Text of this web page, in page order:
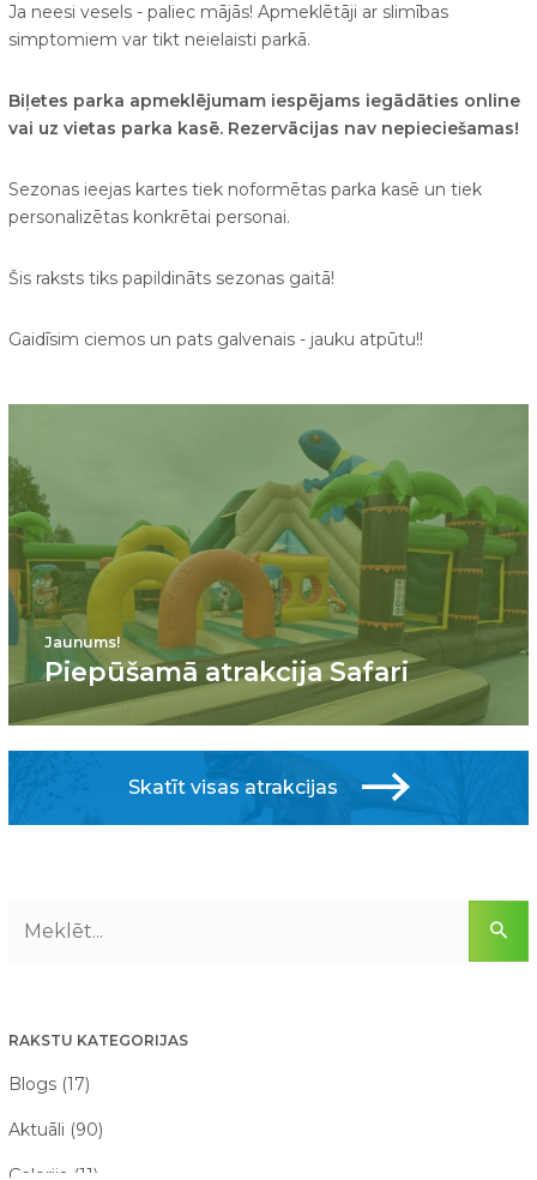
Ja neesi vesels - paliec mājās! Apmeklētāji ar slimības
simptomiem var tikt neielaisti parkā.
Biļetes parka apmeklējumam iespējams iegādāties online
vai uz vietas parka kasē. Rezervācijas nav nepieciešamas!
Sezonas ieejas kartes tiek noformētas parka kasē un tiek
personalizētas konkrētai personai.
Šis raksts tiks papildināts sezonas gaitā!
Gaidīsim ciemos un pats galvenais - jauku atpūtu!!
Jaunums!
Piepūšamā atrakcija Safari
Skatīt visas atrakcijas
RAKSTU KATEGORIJAS
Blogs (17)
Aktuāli (90)
Galerija (11)